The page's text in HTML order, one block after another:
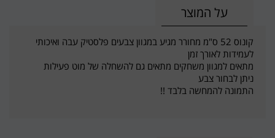
על המוצר
קונוס 52 ס"מ מחורר מגיע במגוון צבעים פלסטיק עבה ואיכותי
לעמידות לאורך זמן
מתאים למגוון משחקים מתאים גם להשחלה של מוט פעילות
ניתן לבחור צבע
התמונה להמחשה בלבד !!